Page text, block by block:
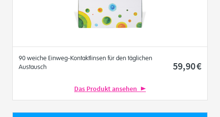
90 weiche Einweg-Kontaktlinsen für den täglichen
Austausch
59,90€
Das Produkt ansehen